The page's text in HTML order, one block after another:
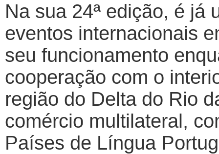
Na sua 24ª edição, é já
eventos internacionais
seu funcionamento
cooperação com o
região do Delta do Rio
comércio multilateral,
Países de Língua